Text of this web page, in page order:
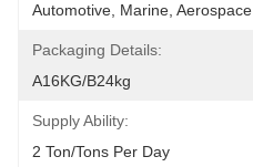
Automotive, Marine, Aerospace
Packaging Details:
A16KG/B24kg
Supply Ability:
2 Ton/Tons Per Day